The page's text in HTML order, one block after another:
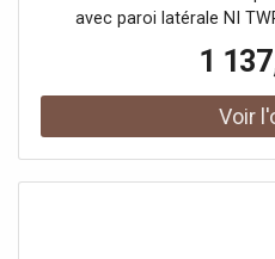
avec paroi latérale NI
encadrée avec un
ouverture d'un côté avec
verre de sécurité trempé 6
option avec revêtement
aluminium anodisé
1